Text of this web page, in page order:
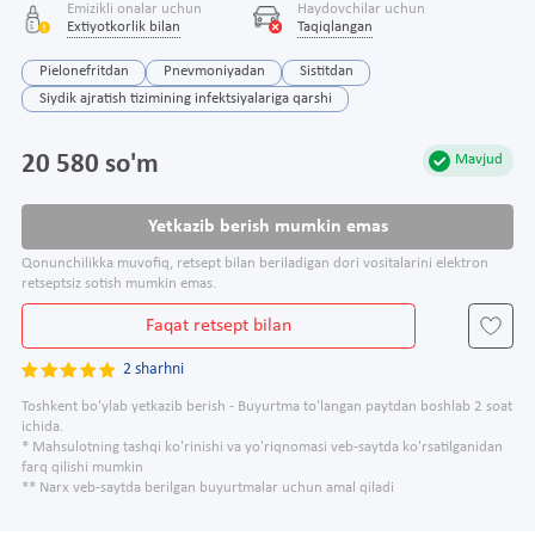
Emizikli onalar uchun
Extiyotkorlik bilan
Haydovchilar uchun
Taqiqlangan
Pielonefritdan Pnevmoniyadan
Sistitdan
Siydik ajratish tizimining infektsiyalariga qarshi
Mavjud
20 580 so'm
Yetkazib berish mumkin emas
Qonunchilikka muvofiq, retsept bilan beriladigan dori vositalarini elektron
retseptsiz sotish mumkin emas.
Faqat retsept bilan
2 sharhni
Toshkent bo'ylab yetkazib berish - Buyurtma to'langan paytdan boshlab 2 soat
ichida.
* Mahsulotning tashqi ko'rinishi va yo'riqnomasi veb-saytda ko'rsatilganidan
farq qilishi mumkin
** Narx veb-saytda berilgan buyurtmalar uchun amal qiladi